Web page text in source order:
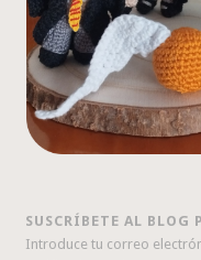
SUSCRÍBETE AL BLOG
Introduce tu correo